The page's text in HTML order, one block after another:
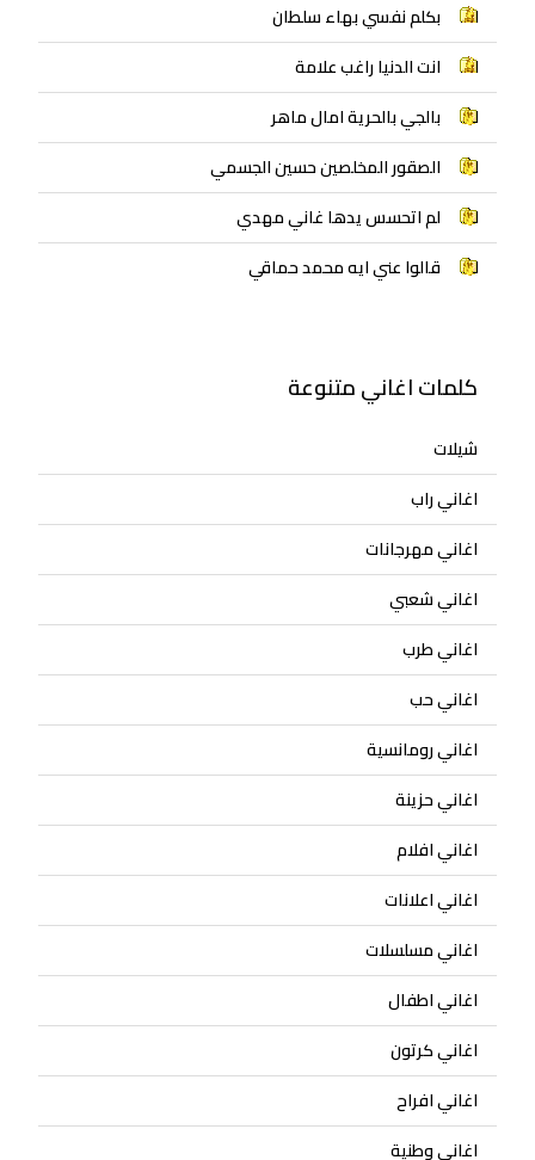
بكلم نفسي بهاء سلطان
انت الدنيا راغب علامة
بالجي بالحرية امال ماهر
الصقور المخلصين حسين الجسمي
لم اتحسس يدها غاني مهدي
قالوا عني ايه محمد حماقي
كلمات اغاني متنوعة
شيلات
اغاني راب
اغاني مهرجانات
اغاني شعبي
اغاني طرب
اغاني حب
اغاني رومانسية
اغاني حزينة
اغاني افلام
اغاني اعلانات
اغاني مسلسلات
اغاني اطفال
اغاني كرتون
اغاني افراح
اغاني وطنية